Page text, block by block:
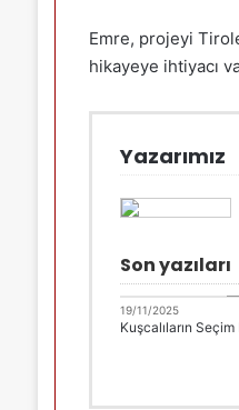
Emre, projeyi
hikayeye ihtiyacı
Yazarımız
Son yazıları
19/11/2025
Kuşcalıların Seçim